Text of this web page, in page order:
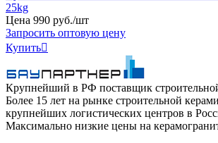
25kg
Цена 990 руб./шт
Запросить оптовую цену
Купить
Крупнейший в РФ поставщик
Более 15 лет на рынке строительной
крупнейших логистических центров в
Максимально низкие цены на